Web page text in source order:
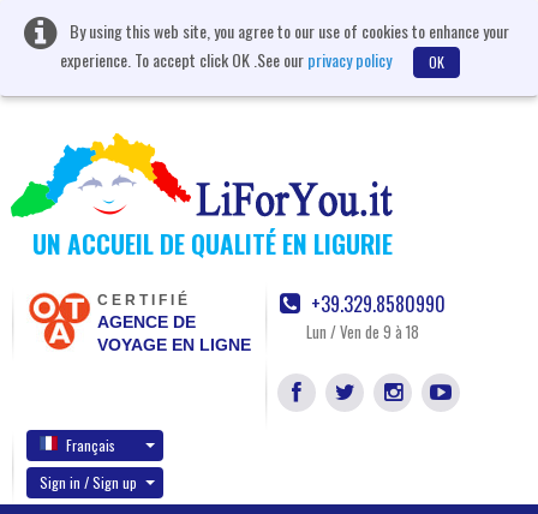
By using this web site, you agree to our use of cookies to enhance your
experience. To accept click OK .See ourprivacy policy OK
UN ACCUEIL DE QUALITÉ EN LIGURIE
CERTIFIÉ
AGENCE DE
VOYAGE EN LIGNE
+39.329.8580990
Lun / Ven de 9 à 18
Français
Sign in / Sign up